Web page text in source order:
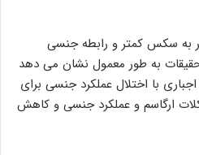
به سکس کمتر و رابطه جنسی
به طور معمول نشان می دهد
با اختلال عملکرد جنسی برای
ارگاسم و عملکرد جنسی و کاهش